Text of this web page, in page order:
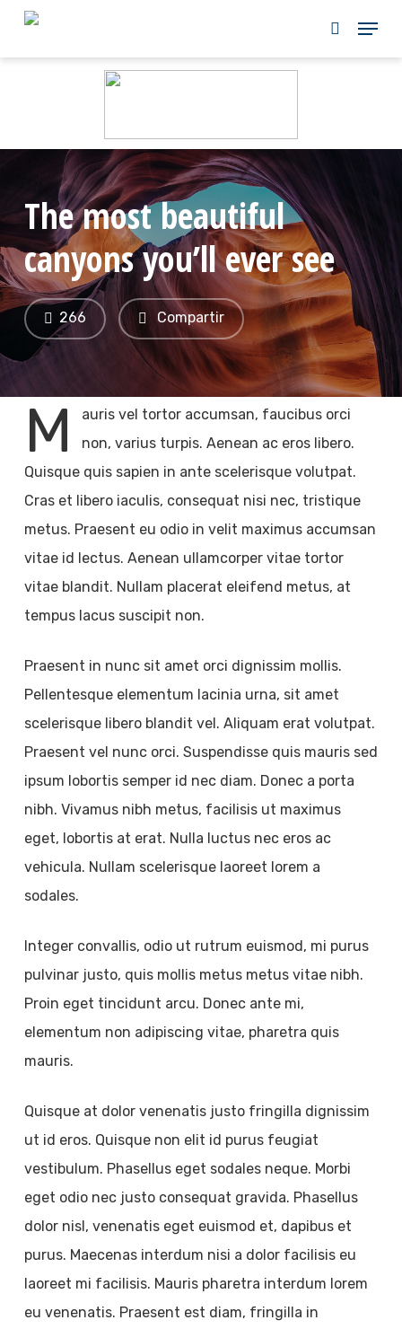
Skip
The most beautiful
canyons you’ll ever see
Compartir
266
M
auris vel tortor accumsan, faucibus orci
non, varius turpis. Aenean ac eros libero.
Quisque quis sapien in ante scelerisque volutpat.
Cras et libero iaculis, consequat nisi nec, tristique
metus. Praesent eu odio in velit maximus accumsan
vitae id lectus. Aenean ullamcorper vitae tortor
vitae blandit. Nullam placerat eleifend metus, at
tempus lacus suscipit non.
Praesent in nunc sit amet orci dignissim mollis.
Pellentesque elementum lacinia urna, sit amet
scelerisque libero blandit vel. Aliquam erat volutpat.
Praesent vel nunc orci. Suspendisse quis mauris sed
ipsum lobortis semper id nec diam. Donec a porta
nibh. Vivamus nibh metus, facilisis ut maximus
eget, lobortis at erat. Nulla luctus nec eros ac
vehicula. Nullam scelerisque laoreet lorem a
sodales.
Integer convallis, odio ut rutrum euismod, mi purus
pulvinar justo, quis mollis metus metus vitae nibh.
Proin eget tincidunt arcu. Donec ante mi,
elementum non adipiscing vitae, pharetra quis
mauris.
Quisque at dolor venenatis justo fringilla dignissim
ut id eros. Quisque non elit id purus feugiat
vestibulum. Phasellus eget sodales neque. Morbi
eget odio nec justo consequat gravida. Phasellus
dolor nisl, venenatis eget euismod et, dapibus et
purus. Maecenas interdum nisi a dolor facilisis eu
laoreet mi facilisis. Mauris pharetra interdum lorem
eu venenatis. Praesent est diam, fringilla in